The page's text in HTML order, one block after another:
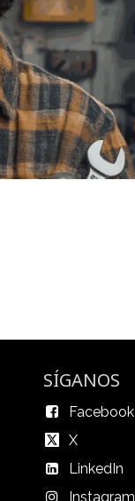
SÍGANOS
Facebook
X
LinkedIn
Instagram